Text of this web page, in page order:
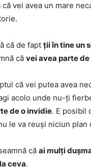
vei avea un mare
că de fapt ții în tine un
că vei avea parte
că vei putea avea
acolo unde nu-ți
de o invidie. E posibil
le va reuși niciun plan
că ai mulți
ceva.